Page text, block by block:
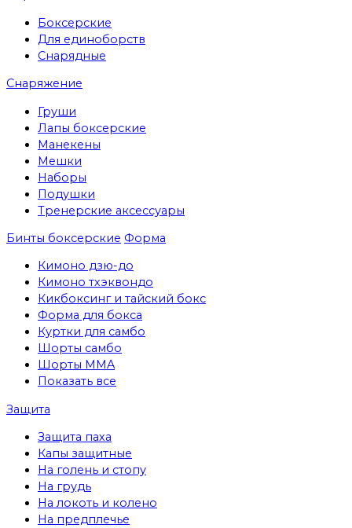
Боксерские
Для единоборств
Снарядные
Снаряжение
Груши
Лапы боксерские
Манекены
Мешки
Наборы
Подушки
Тренерские аксессуары
Бинты боксерские Форма
Кимоно дзю-до
Кимоно тхэквондо
Кикбоксинг и тайский бокс
Форма для бокса
Куртки для самбо
Шорты самбо
Шорты MMA
Показать все
Защита
Защита паха
Капы защитные
На голень и стопу
На грудь
На локоть и колено
На предплечье